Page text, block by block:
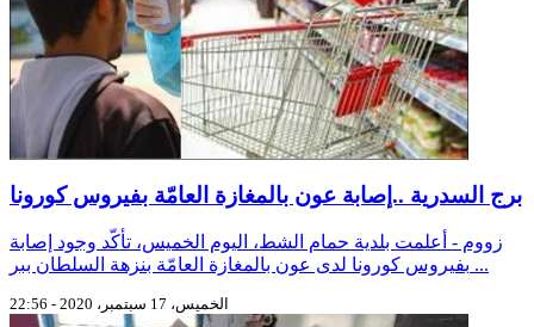
برج السدرية ..إصابة عون بالمغازة العامّة بفيروس كورونا
زووم - أعلمت بلدية حمام الشط، اليوم الخميس، تأكّد وجود إصابة
بفيروس كورونا لدى عون بالمغازة العامّة بنزهة السلطان ببر ...
الخميس، 17 سبتمبر، 2020 - 22:56